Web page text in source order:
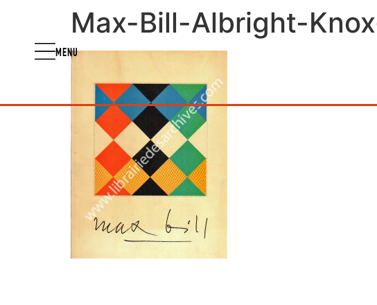
MENU
Max-Bill-Albright-